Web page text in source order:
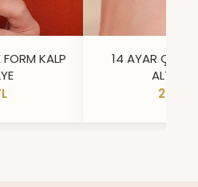
KALP
14 AYAR ÇİFT
ALTIN